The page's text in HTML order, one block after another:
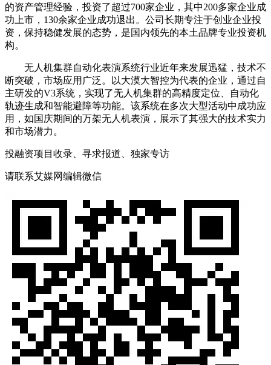
的资产管理经验，投资了超过700家企业，其中200多家企业成
功上市，130余家企业成功退出。公司长期专注于创业企业投
资，保持稳健发展的态势，是国内领先的本土品牌专业投资机
构。‌
无人机集群自动化表演系统行业近年来发展迅猛，技术不
断突破，市场应用广泛。以大漠大智控为代表的企业，通过自
主研发的V3系统，实现了无人机集群的高精度定位、自动化
轨迹生成和智能避障等功能。该系统在多次大型活动中成功应
用，如国庆期间的万架无人机表演，展示了其强大的技术实力
和市场潜力。
投融资项目收录、寻求报道、独家专访
请联系艾媒网编辑微信